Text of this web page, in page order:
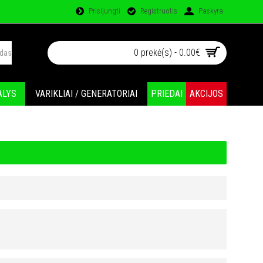
Prisijungti Registruotis Paskyra
0 prekė(s) - 0.00€
VARIKLIAI / GENERATORIAI PRIEDAI AKCIJOS